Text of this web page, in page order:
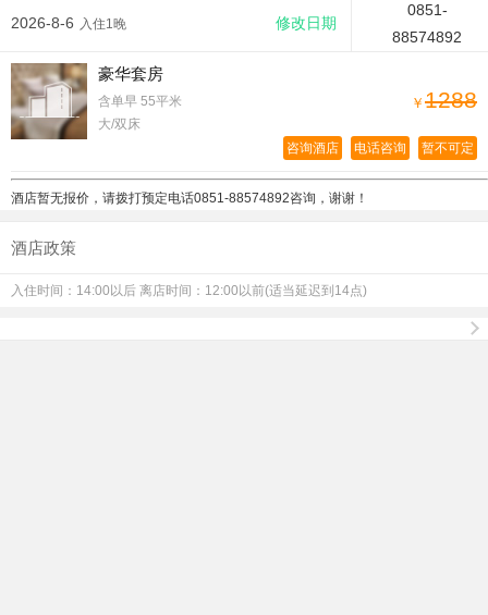
修改日期
2026-8-6 入住1晚
0851-
88574892
豪华套房
￥ 1288
含单早 55平米
大/双床
暂不可定
电话咨询
咨询酒店
酒店暂无报价，请拨打预定电话0851-88574892咨询，谢谢！
酒店政策
入住时间：14:00以后 离店时间：12:00以前(适当延迟到14点)